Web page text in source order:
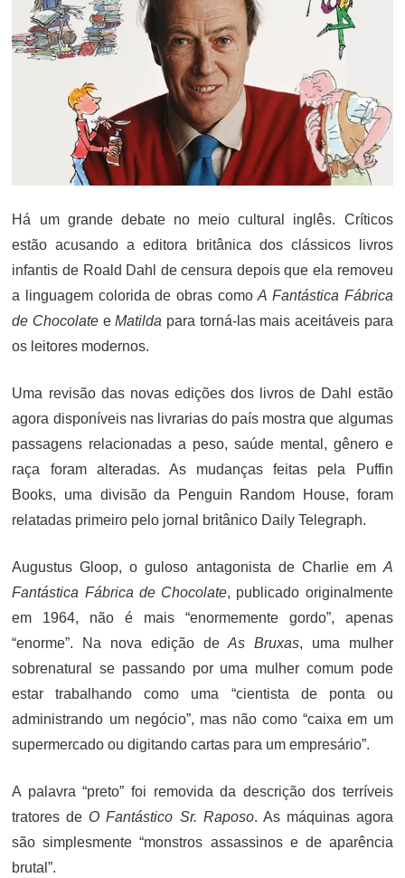
Há um grande debate no meio cultural inglês. Críticos
estão acusando a editora britânica dos clássicos livros
infantis de Roald Dahl de censura depois que ela removeu
a linguagem colorida de obras comoA Fantástica Fábrica
de Chocolate eMatilda para torná-las mais aceitáveis ​​para
os leitores modernos.
Uma revisão das novas edições dos livros de Dahl estão
agora disponíveis nas livrarias do país mostra que algumas
passagens relacionadas a peso, saúde mental, gênero e
raça foram alteradas. As mudanças feitas pela Puffin
Books, uma divisão da Penguin Random House, foram
relatadas primeiro pelo jornal britânico Daily Telegraph.
Augustus Gloop, o guloso antagonista de Charlie em A
Fantástica Fábrica de Chocolate, publicado originalmente
em 1964, não é mais “enormemente gordo”, apenas
“enorme”. Na nova edição deAs Bruxas, uma mulher
sobrenatural se passando por uma mulher comum pode
estar trabalhando como uma “cientista de ponta ou
administrando um negócio”, mas não como “caixa em um
supermercado ou digitando cartas para um empresário”.
A palavra “preto” foi removida da descrição dos terríveis
tratores de O Fantástico Sr. Raposo. As máquinas agora
são simplesmente “monstros assassinos e de aparência
brutal”.